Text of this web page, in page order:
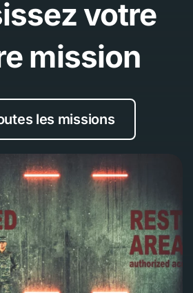
votre
mission
les missions